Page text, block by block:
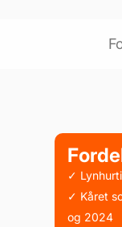
✓
✓ Kåret
og 2024​